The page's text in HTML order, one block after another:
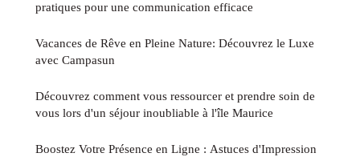
pratiques pour une communication efficace
Vacances de Rêve en Pleine Nature: Découvrez le Luxe
avec Campasun
Découvrez comment vous ressourcer et prendre soin de
vous lors d'un séjour inoubliable à l'île Maurice
Boostez Votre Présence en Ligne : Astuces d'Impression